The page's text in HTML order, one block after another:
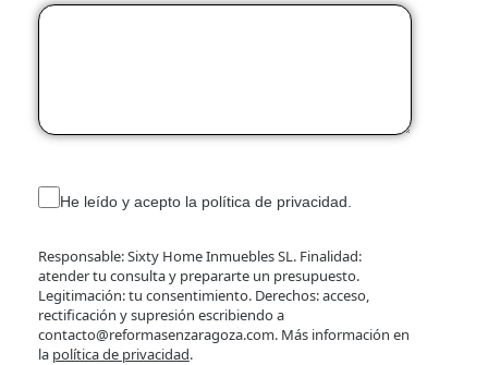
He leído y acepto la política de privacidad.
Responsable: Sixty Home Inmuebles SL. Finalidad:
atender tu consulta y prepararte un presupuesto.
Legitimación: tu consentimiento. Derechos: acceso,
rectificación y supresión escribiendo a
contacto@reformasenzaragoza.com. Más información en
la política de privacidad.